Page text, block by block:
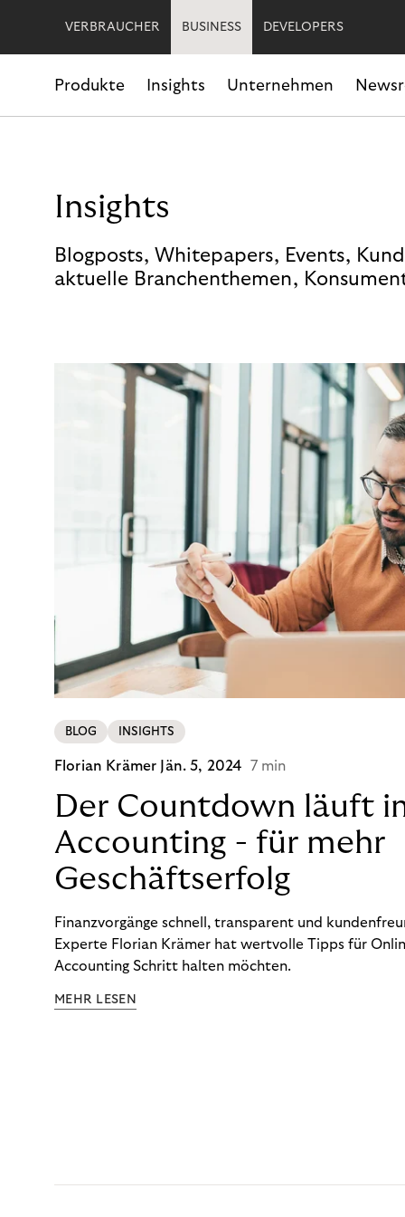
VERBRAUCHER BUSINESS DEVELOPERS
Produkte Insights Unternehmen
Insights
Blogposts, Whitepapers, Events,
aktuelle Branchenthemen,
BLOG INSIGHTS
Florian Krämer Jän. 5, 2024 7 min
Der Countdown läuft
Accounting - für mehr
Geschäftserfolg
Finanzvorgänge schnell, transparent und
Experte Florian Krämer hat wertvolle Tipps für
Accounting Schritt halten möchten.
MEHR LESEN